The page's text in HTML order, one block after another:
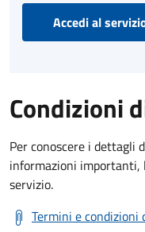
Accedi al
Condizioni
Per conoscere i dettagli
informazioni importanti,
servizio.
Termini e condizioni